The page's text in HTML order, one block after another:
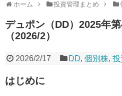
ホーム 投資管理まとめ
デュポン（DD）2025年
（2026/2）
2026/2/17 DD,個別株,投
はじめに